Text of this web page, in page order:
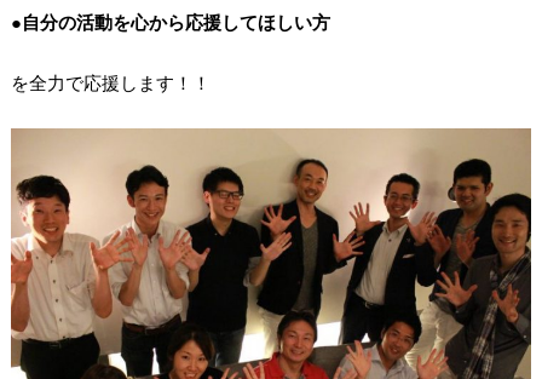
●自分の活動を心から応援してほしい方
を全力で応援します！！